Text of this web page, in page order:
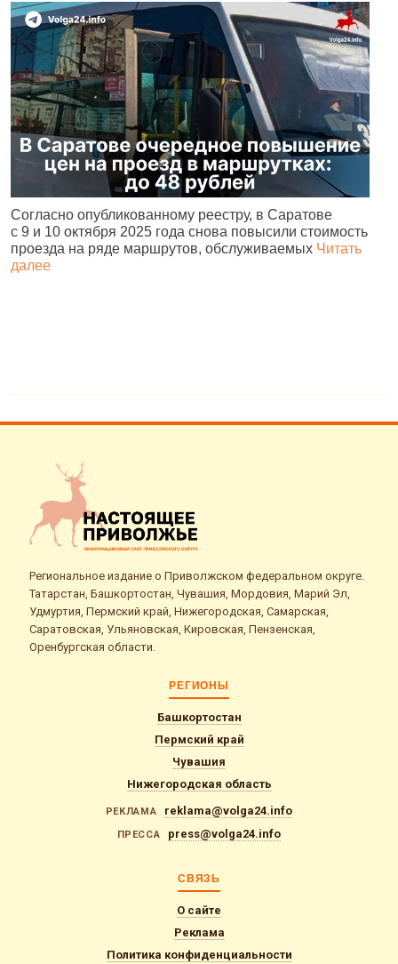
Согласно опубликованному реестру, в Саратове
с 9 и 10 октября 2025 года снова повысили стоимость
проезда на ряде маршрутов, обслуживаемых Читать
далее
Региональное издание о Приволжском федеральном округе.
Татарстан, Башкортостан, Чувашия, Мордовия, Марий Эл,
Удмуртия, Пермский край, Нижегородская, Самарская,
Саратовская, Ульяновская, Кировская, Пензенская,
Оренбургская области.
РЕГИОНЫ
Башкортостан
Пермский край
Чувашия
Нижегородская область
РЕКЛАМА reklama@volga24.info
ПРЕССА press@volga24.info
СВЯЗЬ
О сайте
Реклама
Политика конфиденциальности